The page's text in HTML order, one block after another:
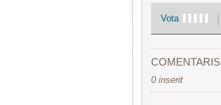
Vota
COMENTARIS
0 inserit